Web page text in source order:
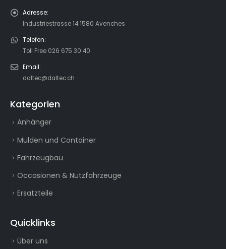
Adresse:
Industriestrasse 14 1580 Avenches
Telefon:
Toll Free 026 675 30 40
Email:
daltec@daltec.ch
Kategorien
Anhänger
Mulden und Container
Fahrzeugbau
Occasionen & Nutzfahrzeuge
Ersatzteile
Quicklinks
Über uns